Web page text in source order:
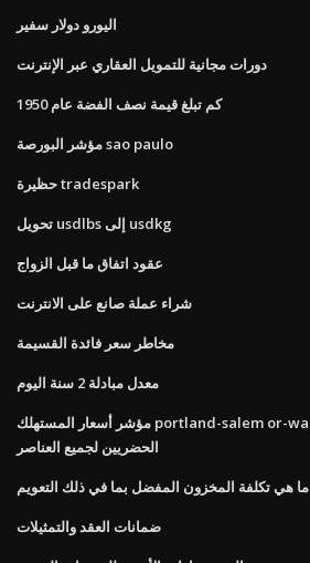
اليورو دولار سفير
دورات مجانية للتمويل العقاري عبر الإنترنت
كم تبلغ قيمة نصف الفضة عام 1950
مؤشر البورصة sao paulo
حظيرة tradespark
تحويل usdlbs إلى usdkg
عقود اتفاق ما قبل الزواج
شراء عملة صانع على الانترنت
مخاطر سعر فائدة القسيمة
معدل مبادلة 2 سنة اليوم
مؤشر أسعار المستهلك portland-salem or-wa لجميع المستهلكين
الحضريين لجميع العناصر
ما هي تكلفة المخزون المفضل بما في ذلك التعويم
ضمانات العقد والتمثيلات